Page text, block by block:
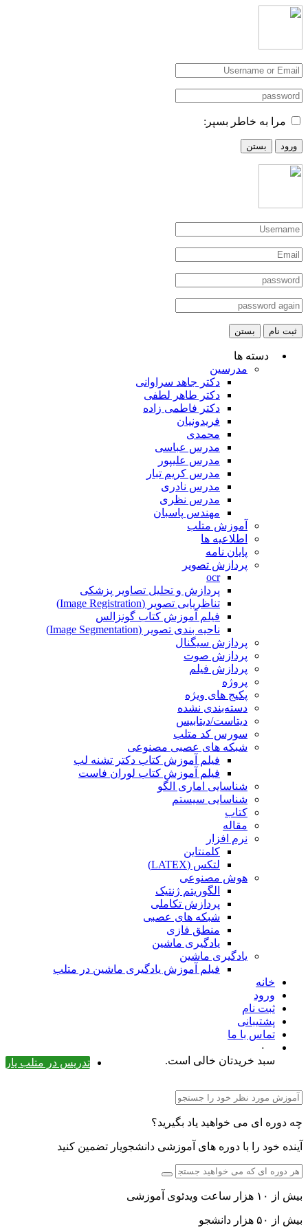
مرا به خاطر بسپر:
ورود بستن
ثبت نام بستن
دسته ها
مدرسین
دکتر جاهد سراوانی
دکتر طاهر لطفی
دکتر فاطمی زاده
فریدونیان
محمدی
مدرس عباسی
مدرس علیپور
مدرس کریم تبار
مدرس نادری
مدرس نظری
مهندس پاسبان
آموزش متلب
اطلاعیه ها
پایان نامه
پردازش تصویر
ocr
پردازش و تحلیل تصاویر پزشکی
تناظریابی تصویر (Image Registration)
فیلم آموزش کتاب گونزالس
ناحیه بندی تصویر (Image Segmentation)
پردازش سیگنال
پردازش صوت
پردازش فیلم
پروژه
پکیج های ویژه
دسته‌بندی نشده
دیتاست/دیتابیس
سورس کد متلب
شبکه های عصبی مصنوعی
فیلم آموزش کتاب دکتر تشنه لب
فیلم آموزش کتاب لوران فاست
شناسایی اماری الگو
شناسایی سیستم
کتاب
مقاله
نرم افزار
کلمنتاین
لتکس (LATEX)
هوش مصنوعی
الگوریتم ژنتیک
پردازش تکاملی
شبکه های عصبی
منطق فازی
یادگیری ماشین
یادگیری ماشین
فیلم آموزش یادگیری ماشین در متلب
خانه
ورود
ثبت نام
پشتیبانی
تماس با ما
۰
تدریس در متلب یار
سبد خریدتان خالی است.
چه دوره ای می خواهید یاد بگیرید؟
آینده خود را با دوره های آموزشی دانشجویار تضمین کنید
بیش از ۱۰ هزار ساعت ویدئوی آموزشی
بیش از ۵۰ هزار دانشجو